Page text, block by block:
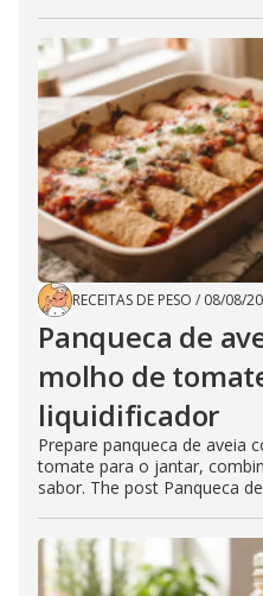
RECEITAS DE PESO / 08/08/
Panqueca de
molho de
liquidificador
Prepare panqueca de aveia
tomate para o jantar,
sabor. The post Panqueca